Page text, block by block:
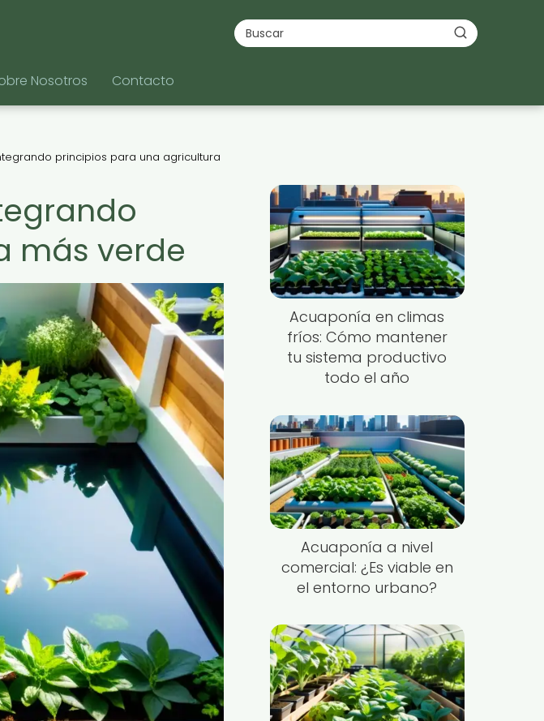
Nosotros Contacto
principios para una agricultura
más verde
Acuaponía en climas
fríos: Cómo mantener
tu sistema productivo
todo el año
Acuaponía a nivel
comercial: ¿Es viable en
el entorno urbano?